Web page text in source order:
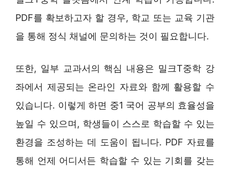
PDF를 확보하고자 할 경우, 학교 또는 교육 기관
을 통해 정식 채널에 문의하는 것이 필요합니다.
또한, 일부 교과서의 핵심 내용은 밀크T중학 강
좌에서 제공되는 온라인 자료와 함께 활용할 수
있습니다. 이렇게 하면 중1 국어 공부의 효율성을
높일 수 있으며, 학생들이 스스로 학습할 수 있는
환경을 조성하는 데 도움이 됩니다. PDF 자료를
통해 언제 어디서든 학습할 수 있는 기회를 갖는